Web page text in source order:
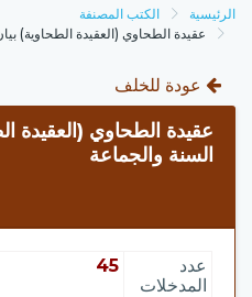
الرئيسية
الكتب المصنفة
عقيدة الطحاوي (العقيدة الطحاوية)
عودة للخلف
عقيدة الطحاوي (العقيدة
السنة والجماعة
عدد
المدخلات
45